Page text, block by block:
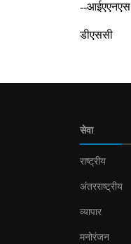
--आईएएनएस
डीएससी
सेवा
राष्ट्रीय
अंतरराष्ट्रीय
व्यापार
मनोरंजन